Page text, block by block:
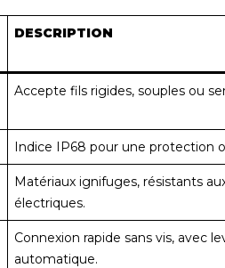
DESCRIPTION
Accepte fils rigides, souples ou
Indice IP68 pour une protection
Matériaux ignifuges, résistants
électriques.
Connexion rapide sans vis, avec
automatique.